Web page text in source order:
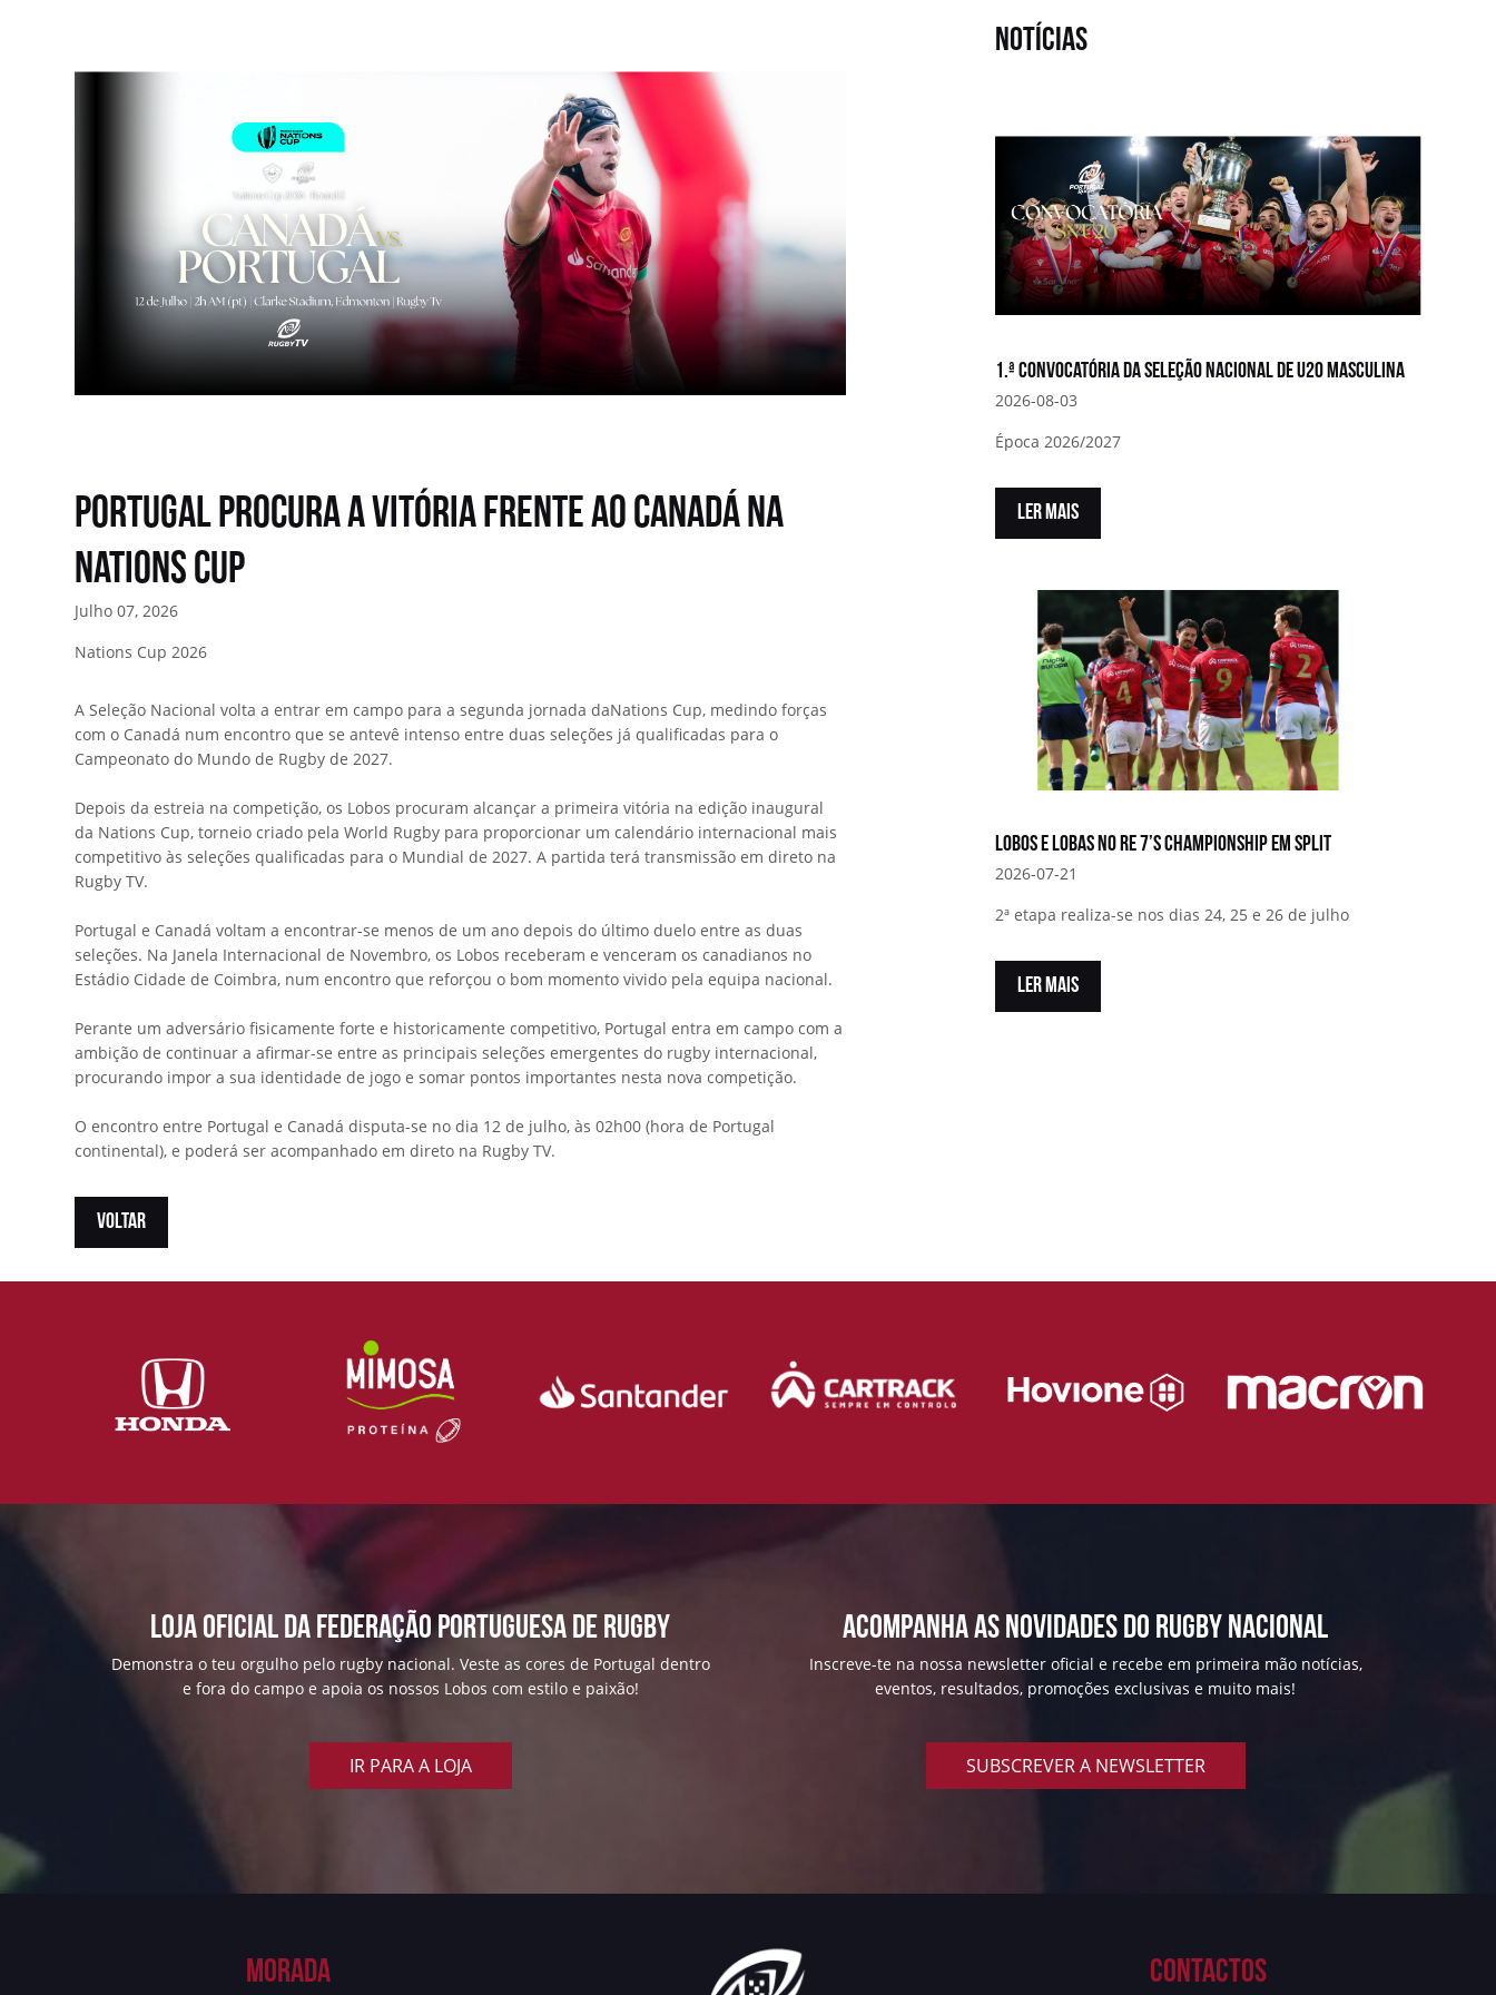
Portugal procura a vitória frente ao Canadá na
Nations Cup
Julho 07, 2026
Nations Cup 2026
A Seleção Nacional volta a entrar em campo para a segunda jornada daNations Cup, medindo forças
com o Canadá num encontro que se antevê intenso entre duas seleções já qualificadas para o
Campeonato do Mundo de Rugby de 2027.
Depois da estreia na competição, os Lobos procuram alcançar a primeira vitória na edição inaugural
da Nations Cup, torneio criado pela World Rugby para proporcionar um calendário internacional mais
competitivo às seleções qualificadas para o Mundial de 2027. A partida terá transmissão em direto na
Rugby TV.
Portugal e Canadá voltam a encontrar-se menos de um ano depois do último duelo entre as duas
seleções. Na Janela Internacional de Novembro, os Lobos receberam e venceram os canadianos no
Estádio Cidade de Coimbra, num encontro que reforçou o bom momento vivido pela equipa nacional.
Perante um adversário fisicamente forte e historicamente competitivo, Portugal entra em campo com a
ambição de continuar a afirmar-se entre as principais seleções emergentes do rugby internacional,
procurando impor a sua identidade de jogo e somar pontos importantes nesta nova competição.
O encontro entre Portugal e Canadá disputa-se no dia 12 de julho, às 02h00 (hora de Portugal
continental), e poderá ser acompanhado em direto na Rugby TV.
VOLTAR
notícias
1.ª convocatória da Seleção Nacional de U20 Masculina
2026-08-03
Época 2026/2027
LER MAIS
Lobos e Lobas no RE 7’s Championship em Split
2026-07-21
2ª etapa realiza-se nos dias 24, 25 e 26 de julho
LER MAIS
Loja Oficial da Federação Portuguesa de Rugby
Demonstra o teu orgulho pelo rugby nacional. Veste as cores de Portugal dentro
e fora do campo e apoia os nossos Lobos com estilo e paixão!
IR PARA A LOJA
ACOMPANHA AS NOVIDADES DO RUGBY NACIONAL
Inscreve-te na nossa newsletter oficial e recebe em primeira mão notícias,
eventos, resultados, promoções exclusivas e muito mais!
SUBSCREVER A NEWSLETTER
Morada Contactos